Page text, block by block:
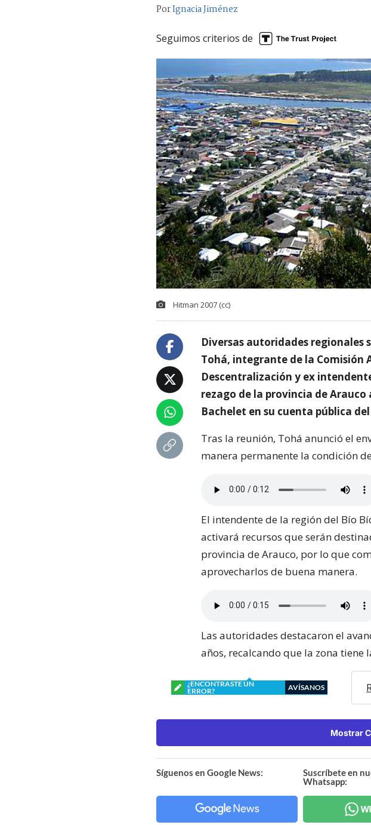
PorIgnacia Jiménez
Seguimos criterios de
Hitman 2007 (cc)
Diversas autoridades regionales
Tohá, integrante de la Comisión
Descentralización y ex
rezago de la provincia de
Bachelet en su cuenta pública
Tras la reunión, Tohá anunció el
manera permanente la condición
El intendente de la región del Bío
activará recursos que serán
provincia de Arauco, por lo que
aprovecharlos de buena manera.
Las autoridades destacaron el
años, recalcando que la zona tiene
¿ENCONTRASTE UN
ERROR?
AVÍSANOS
Mostrar
Síguenos en Google News:
Suscríbete en
Whatsapp: